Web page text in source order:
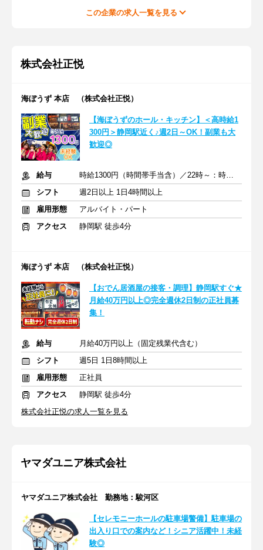
この企業の求人一覧を見る
株式会社正悦
海ぼうず 本店 （株式会社正悦）
【海ぼうずのホール・キッチン】＜高時給1
300円＞静岡駅近く♪週2日～OK！副業も大
歓迎◎
給与
時給1300円（時間帯手当含）／22時～：時給1500円（深夜手当含）
シフト
週2日以上 1日4時間以上
雇用形態
アルバイト・パート
アクセス
静岡駅 徒歩4分
海ぼうず 本店 （株式会社正悦）
【おでん居酒屋の接客・調理】静岡駅すぐ★
月給40万円以上◎完全週休2日制の正社員募
集！
給与
月給40万円以上（固定残業代含む）
シフト
週5日 1日8時間以上
雇用形態
正社員
アクセス
静岡駅 徒歩4分
株式会社正悦の求人一覧を見る
ヤマダユニア株式会社
ヤマダユニア株式会社 勤務地：駿河区
【セレモニーホールの駐車場警備】駐車場の
出入り口での案内など！シニア活躍中！未経
験◎